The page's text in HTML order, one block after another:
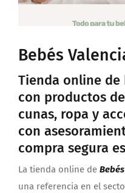
Bebés
Tienda online de
con productos
cunas, ropa y
con
compra segura
La tienda online de
una referencia en el